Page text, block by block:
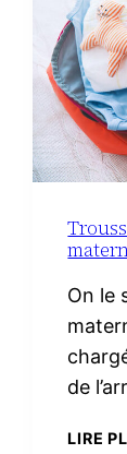
On le
de
LIRE